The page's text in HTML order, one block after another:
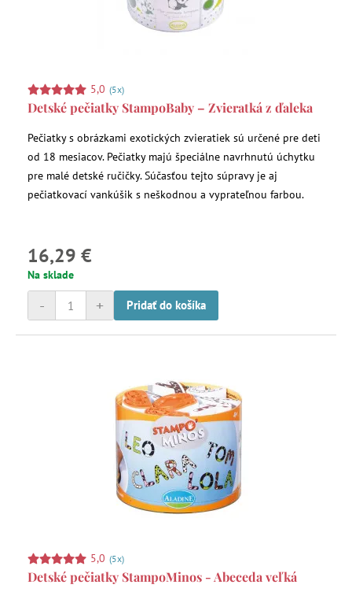
5,0 (5x)
Detské pečiatky StampoBaby – Zvieratká z ďaleka
Pečiatky s obrázkami exotických zvieratiek sú určené pre deti
od 18 mesiacov. Pečiatky majú špeciálne navrhnutú úchytku
pre malé detské ručičky. Súčasťou tejto súpravy je aj
pečiatkovací vankúšik s neškodnou a vyprateľnou farbou.
16,29 €
Na sklade
+
- Pridať do košíka
5,0 (5x)
Detské pečiatky StampoMinos - Abeceda veľká